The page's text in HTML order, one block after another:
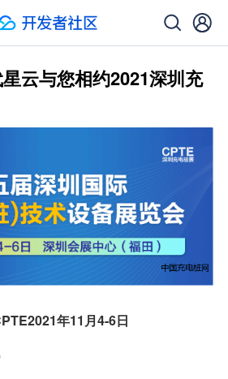
云与您相约2021深圳充
年11月4-6日